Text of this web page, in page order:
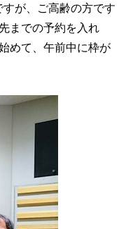
が、ご高齢の方です
までの予約を入れ
めて、午前中に枠が